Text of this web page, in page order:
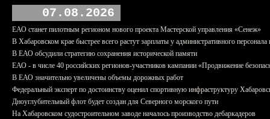
07.08.2026
ЕАО станет пилотным регионом нового проекта Мастерской управления «Сенеж»
В Хабаровском крае быстрее всего растут зарплаты у административного персонала
В ЕАО обсудили стратегию сохранения исторической памяти
ЕАО - в числе 40 российских регионов-участников кампании «Продвижение
В ЕАО значительно увеличены объемы дорожных работ
Федеральный эксперт по достоинству оценил спортивную инфраструктуру
Дноуглубительный флот будет создан для Северного морского пути
На Хабаровском судостроительном заводе началось производство дебаркадеров